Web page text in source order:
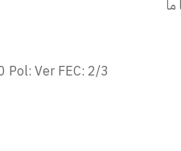
Pol: Ver FEC: 2/3